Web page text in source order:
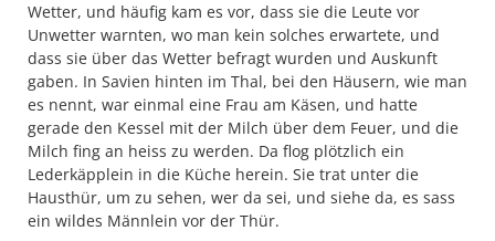
Wetter, und häufig kam es vor, dass sie die Leute vor
Unwetter warnten, wo man kein solches erwartete, und
dass sie über das Wetter befragt wurden und Auskunft
gaben. In Savien hinten im Thal, bei den Häusern, wie man
es nennt, war einmal eine Frau am Käsen, und hatte
gerade den Kessel mit der Milch über dem Feuer, und die
Milch fing an heiss zu werden. Da flog plötzlich ein
Lederkäpplein in die Küche herein. Sie trat unter die
Hausthür, um zu sehen, wer da sei, und siehe da, es sass
ein wildes Männlein vor der Thür.